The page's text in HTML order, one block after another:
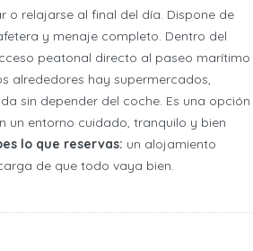
relajarse al final del día. Dispone de
y menaje completo. Dentro del
peatonal directo al paseo marítimo
alrededores hay supermercados,
sin depender del coche. Es una opción
un entorno cuidado, tranquilo y bien
lo que reservas: un alojamiento
de que todo vaya bien.